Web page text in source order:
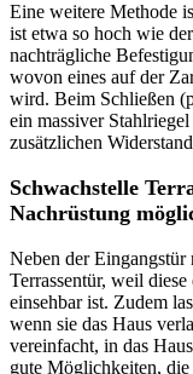
Eine weitere Methode
ist etwa so hoch wie
nachträgliche
wovon eines auf der
wird. Beim Schließen
ein massiver
zusätzlichen
Schwachstelle
Nachrüstung
Neben der
Terrassentür, weil
einsehbar ist. Zudem
wenn sie das Haus
vereinfacht, in das
gute Möglichkeiten, die